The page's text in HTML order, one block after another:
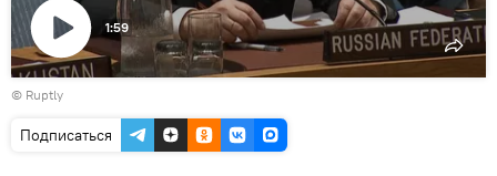
Воспроизвести
видео
1:59
© Ruptly
Подписаться